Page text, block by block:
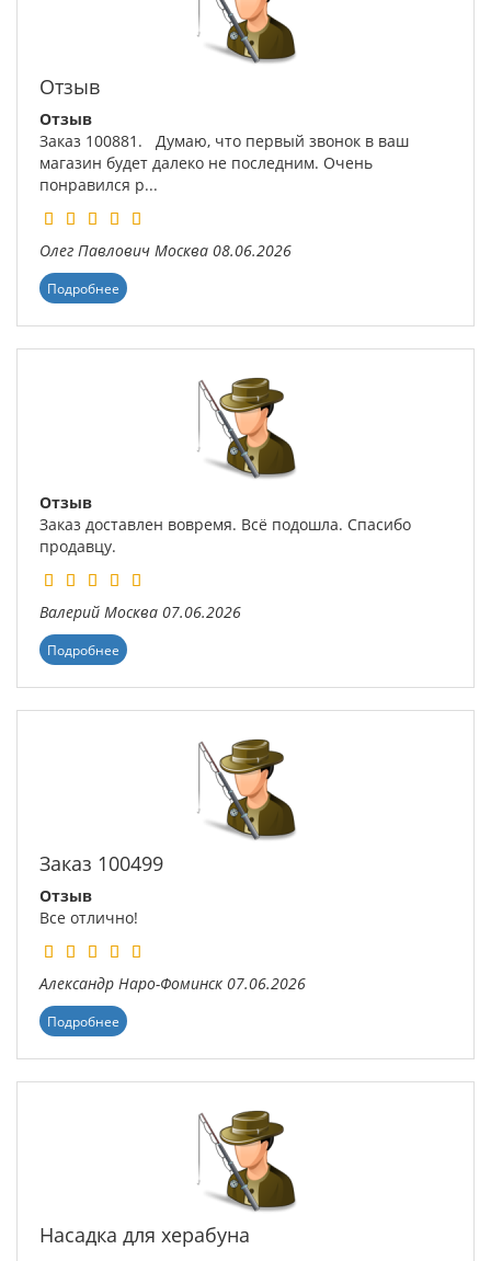
Отзыв
Отзыв
Заказ 100881. Думаю, что первый звонок в ваш
магазин будет далеко не последним. Очень
понравился р...
Олег Павлович Москва 08.06.2026
Подробнее
Отзыв
Заказ доставлен вовремя. Всё подошла. Спасибо
продавцу.
Валерий Москва 07.06.2026
Подробнее
Заказ 100499
Отзыв
Все отлично!
Александр Наро-Фоминск 07.06.2026
Подробнее
Насадка для херабуна